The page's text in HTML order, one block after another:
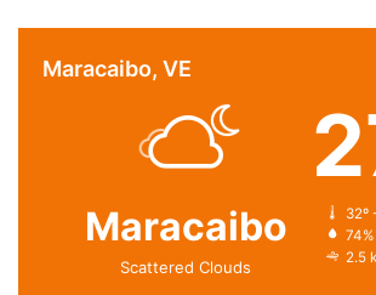
Maracaibo, VE
Maracaibo
Scattered Clouds
32º
74%
2.5